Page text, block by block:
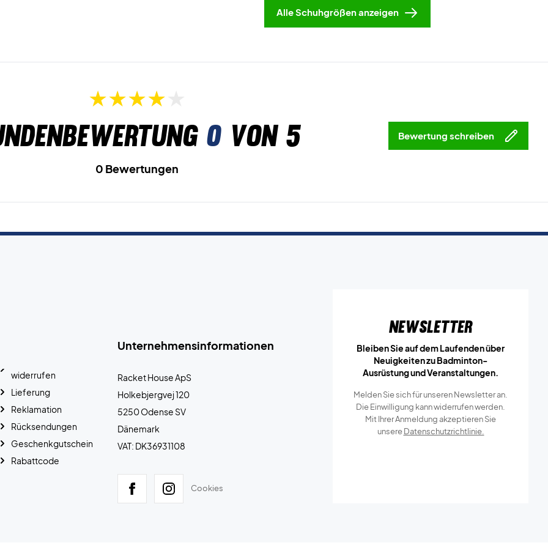
Alle Schuhgrößen anzeigen
0von 5 Bewertung schreiben
0 Bewertungen
Unternehmensinformationen
Racket House ApS
Holkebjergvej 120
5250 Odense SV
Dänemark
VAT: DK36931108
Cookies
widerrufen
Lieferung
Reklamation
Rücksendungen
Geschenkgutschein
Rabattcode
Newsletter
Bleiben Sie auf dem Laufenden über
Neuigkeiten zu Badminton-
Ausrüstung und Veranstaltungen.
Melden Sie sich für unseren Newsletter an.
Die Einwilligung kann widerrufen werden.
Mit Ihrer Anmeldung akzeptieren Sie
unsereDatenschutzrichtlinie.